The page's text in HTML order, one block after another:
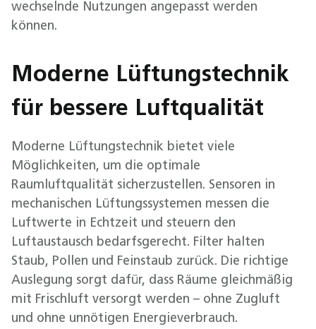
wechselnde Nutzungen angepasst werden
können.
Moderne Lüftungstechnik
für bessere Luftqualität
Moderne Lüftungstechnik bietet viele
Möglichkeiten, um die optimale
Raumluftqualität sicherzustellen. Sensoren in
mechanischen Lüftungssystemen messen die
Luftwerte in Echtzeit und steuern den
Luftaustausch bedarfsgerecht. Filter halten
Staub, Pollen und Feinstaub zurück. Die richtige
Auslegung sorgt dafür, dass Räume gleichmäßig
mit Frischluft versorgt werden – ohne Zugluft
und ohne unnötigen Energieverbrauch.